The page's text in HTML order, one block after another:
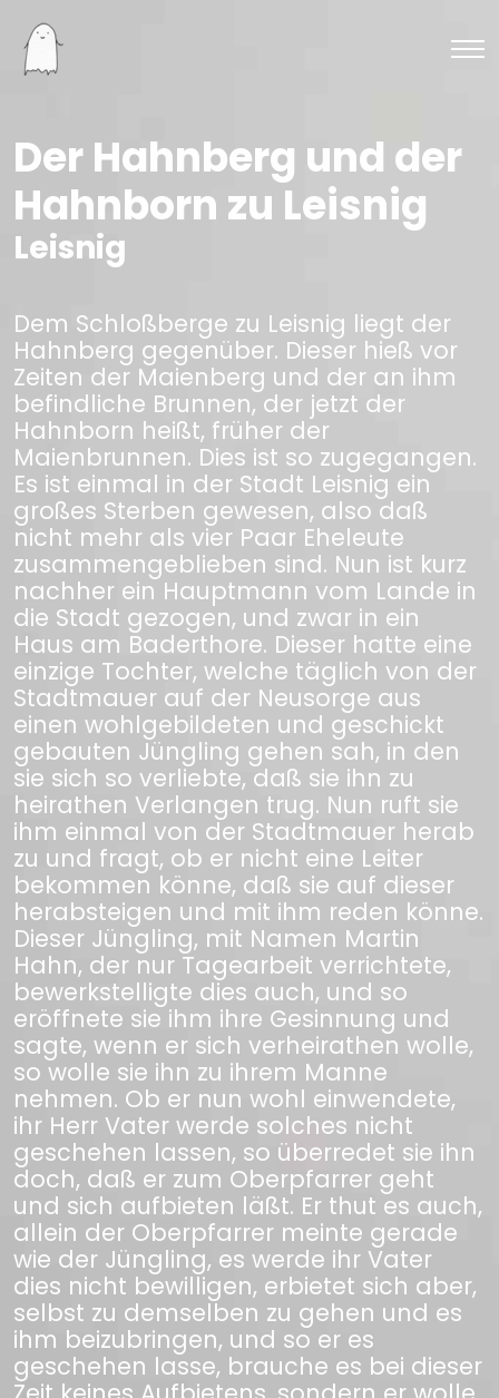
Der Hahnberg und der
Hahnborn zu Leisnig
Leisnig
Dem Schloßberge zu Leisnig liegt der
Hahnberg gegenüber. Dieser hieß vor
Zeiten der Maienberg und der an ihm
befindliche Brunnen, der jetzt der
Hahnborn heißt, früher der
Maienbrunnen. Dies ist so zugegangen.
Es ist einmal in der Stadt Leisnig ein
großes Sterben gewesen, also daß
nicht mehr als vier Paar Eheleute
zusammengeblieben sind. Nun ist kurz
nachher ein Hauptmann vom Lande in
die Stadt gezogen, und zwar in ein
Haus am Baderthore. Dieser hatte eine
einzige Tochter, welche täglich von der
Stadtmauer auf der Neusorge aus
einen wohlgebildeten und geschickt
gebauten Jüngling gehen sah, in den
sie sich so verliebte, daß sie ihn zu
heirathen Verlangen trug. Nun ruft sie
ihm einmal von der Stadtmauer herab
zu und fragt, ob er nicht eine Leiter
bekommen könne, daß sie auf dieser
herabsteigen und mit ihm reden könne.
Dieser Jüngling, mit Namen Martin
Hahn, der nur Tagearbeit verrichtete,
bewerkstelligte dies auch, und so
eröffnete sie ihm ihre Gesinnung und
sagte, wenn er sich verheirathen wolle,
so wolle sie ihn zu ihrem Manne
nehmen. Ob er nun wohl einwendete,
ihr Herr Vater werde solches nicht
geschehen lassen, so überredet sie ihn
doch, daß er zum Oberpfarrer geht
und sich aufbieten läßt. Er thut es auch,
allein der Oberpfarrer meinte gerade
wie der Jüngling, es werde ihr Vater
dies nicht bewilligen, erbietet sich aber,
selbst zu demselben zu gehen und es
ihm beizubringen, und so er es
geschehen lasse, brauche es bei dieser